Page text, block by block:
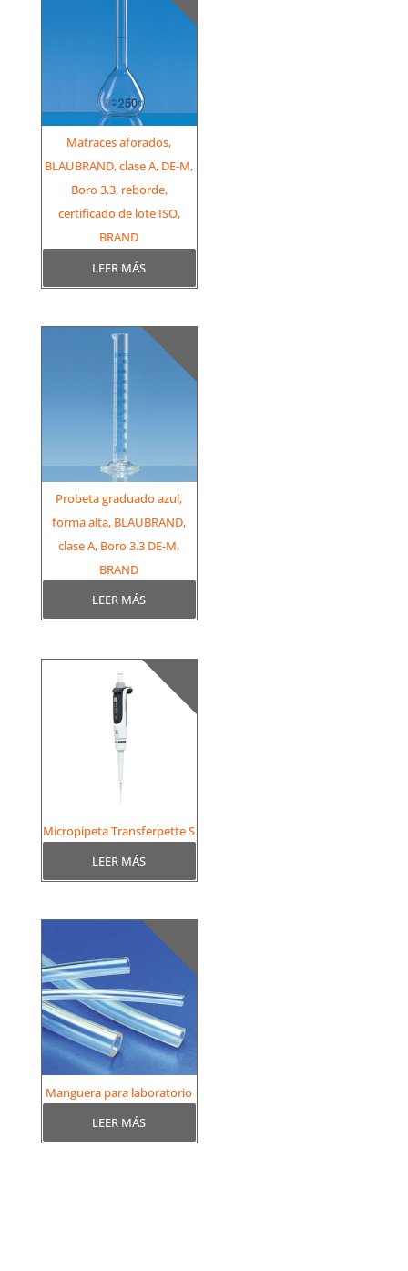
Matraces aforados,
BLAUBRAND, clase A, DE-M,
Boro 3.3, reborde,
certificado de lote ISO,
BRAND
LEER MÁS
Probeta graduado azul,
forma alta, BLAUBRAND,
clase A, Boro 3.3 DE-M,
BRAND
LEER MÁS
Micropipeta Transferpette S
LEER MÁS
Manguera para laboratorio
LEER MÁS